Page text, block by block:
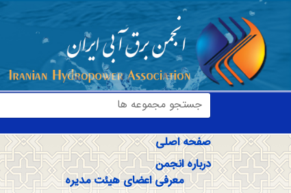
صفحه اصلی
درباره انجمن
معرفی اعضای هیئت مدیره